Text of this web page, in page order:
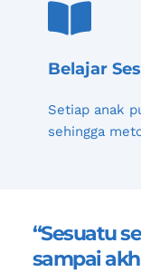
Belajar
Setiap anak
sehingga
“Sesuatu
sampai